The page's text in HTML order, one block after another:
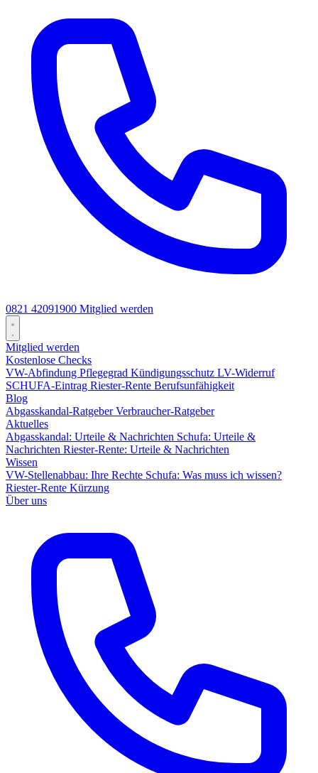
0821 42091900 Mitglied werden
Mitglied werden
Kostenlose Checks
VW-Abfindung Pflegegrad Kündigungsschutz LV-Widerruf
SCHUFA-Eintrag Riester-Rente Berufsunfähigkeit
Blog
Abgasskandal-RatgeberVerbraucher-Ratgeber
Aktuelles
Abgasskandal: Urteile & Nachrichten Schufa: Urteile &
Nachrichten Riester-Rente: Urteile & Nachrichten
Wissen
VW-Stellenabbau: Ihre Rechte Schufa: Was muss ich wissen?
Riester-Rente Kürzung
Über uns